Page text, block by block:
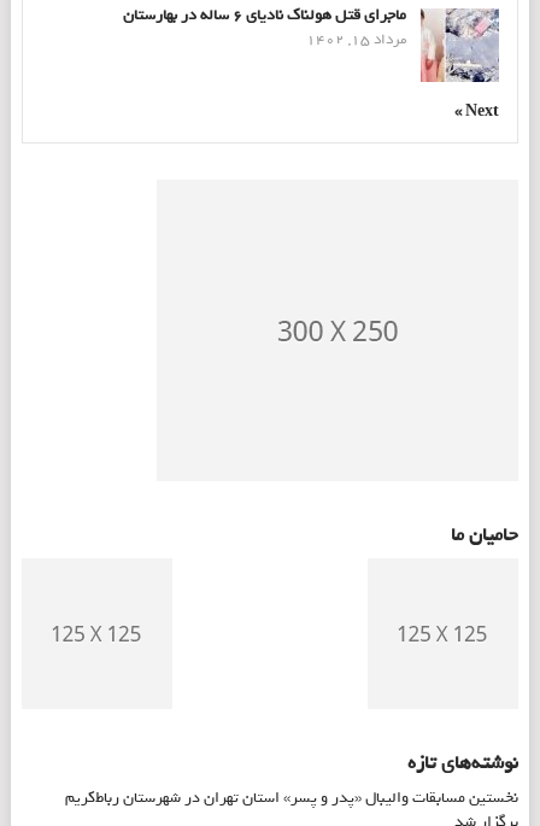
ماجرای قتل هولناک نادیای ۶ ساله در بهارستان
مرداد 15, 1402
Next »
حامیان ما
نوشته‌های تازه
نخستین مسابقات والیبال «پدر و پسر» استان تهران در شهرستان رباط‌کریم